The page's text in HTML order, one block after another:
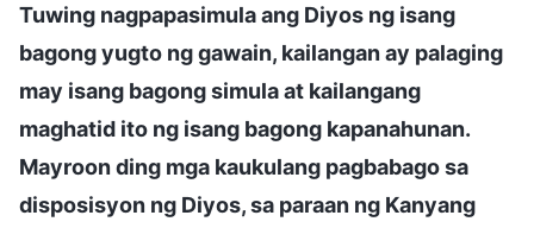
Tuwing nagpapasimula ang Diyos ng isang
bagong yugto ng gawain, kailangan ay palaging
may isang bagong simula at kailangang
maghatid ito ng isang bagong kapanahunan.
Mayroon ding mga kaukulang pagbabago sa
disposisyon ng Diyos, sa paraan ng Kanyang